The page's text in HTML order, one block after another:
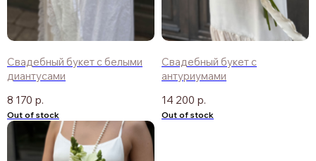
Свадебный букет с белыми
диантусами
8 170 р.
Out of stock
Свадебный букет с
антуриумами
14 200 р.
Out of stock